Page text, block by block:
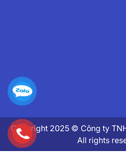
Copyright 2025 © Công ty
All rights